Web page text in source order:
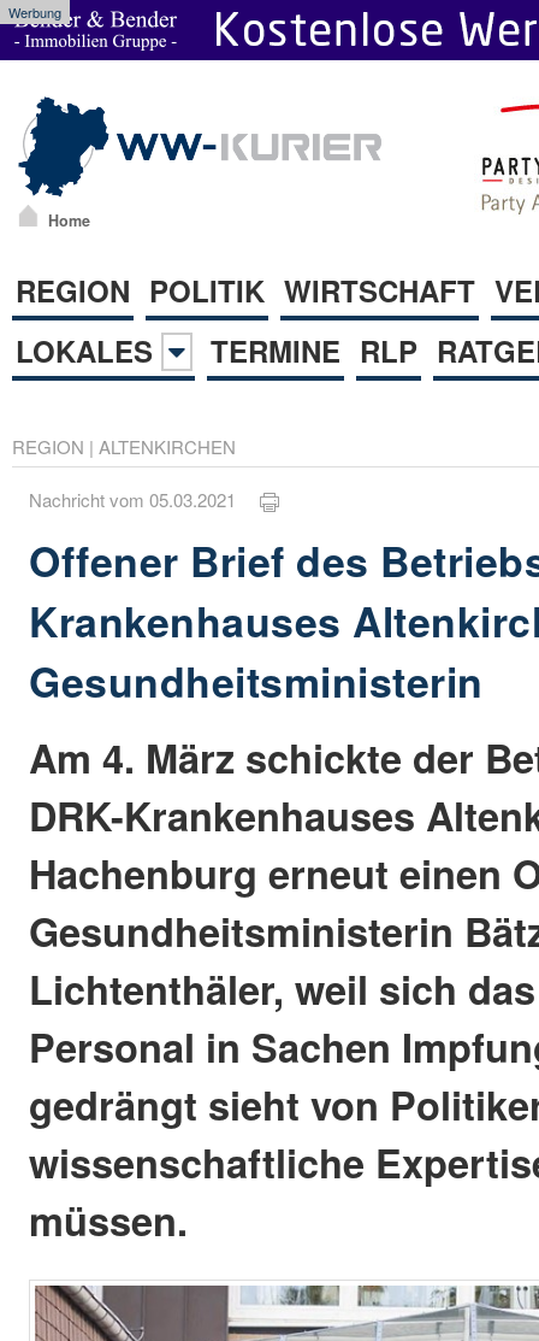
Werbung
Home
REGION POLITIK WIRTSCHAFT
LOKALES
TERMINE RLP
REGION | ALTENKIRCHEN
Nachricht vom 05.03.2021
Offener Brief des
Krankenhauses
Gesundheitsministerin
Am 4. März schickte der
DRK-Krankenhauses
Hachenburg erneut einen
Gesundheitsministerin
Lichtenthäler, weil sich
Personal in Sachen
gedrängt sieht von
wissenschaftliche
müssen.